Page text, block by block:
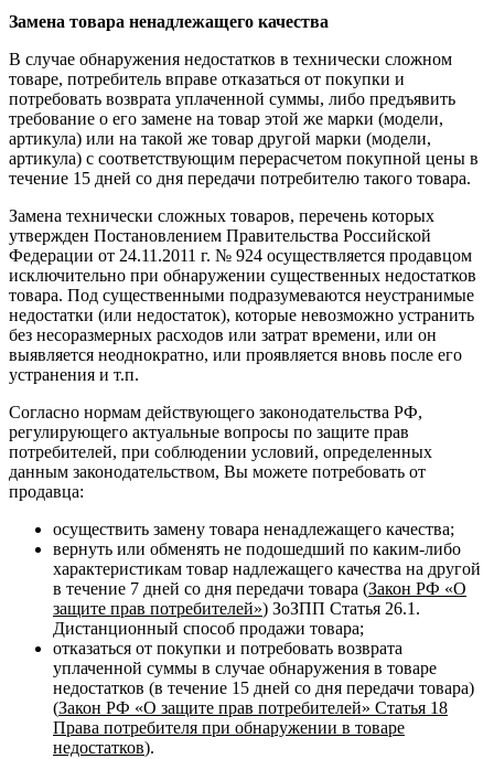
Замена товара ненадлежащего качества
В случае обнаружения недостатков в технически сложном
товаре, потребитель вправе отказаться от покупки и
потребовать возврата уплаченной суммы, либо предъявить
требование о его замене на товар этой же марки (модели,
артикула) или на такой же товар другой марки (модели,
артикула) с соответствующим перерасчетом покупной цены в
течение 15 дней со дня передачи потребителю такого товара.
Замена технически сложных товаров, перечень которых
утвержден Постановлением Правительства Российской
Федерации от 24.11.2011 г. № 924 осуществляется продавцом
исключительно при обнаружении существенных недостатков
товара. Под существенными подразумеваются неустранимые
недостатки (или недостаток), которые невозможно устранить
без несоразмерных расходов или затрат времени, или он
выявляется неоднократно, или проявляется вновь после его
устранения и т.п.
Согласно нормам действующего законодательства РФ,
регулирующего актуальные вопросы по защите прав
потребителей, при соблюдении условий, определенных
данным законодательством, Вы можете потребовать от
продавца:
осуществить замену товара ненадлежащего качества;
вернуть или обменять не подошедший по каким-либо
характеристикам товар надлежащего качества на другой
в течение 7 дней со дня передачи товара (Закон РФ «О
защите прав потребителей») ЗоЗПП Статья 26.1.
Дистанционный способ продажи товара;
отказаться от покупки и потребовать возврата
уплаченной суммы в случае обнаружения в товаре
недостатков (в течение 15 дней со дня передачи товара)
(Закон РФ «О защите прав потребителей» Статья 18
Права потребителя при обнаружении в товаре
недостатков).